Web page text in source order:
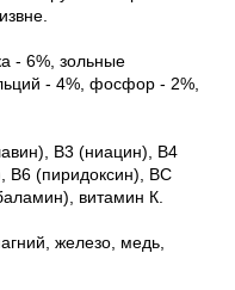
- 6%, зольные
- 4%, фосфор - 2%,
В3 (ниацин), В4
В6 (пиридоксин), ВС
витамин К.
железо, медь,